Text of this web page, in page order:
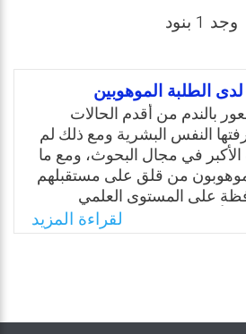
وجد 1 بنود
الطلبة الموهوبين
بالندم من أقدم الحالات
النفس البشرية ومع ذلك لم
في مجال البحوث، ومع ما
من قلق على مستقبلهم
على المستوى العلمي
بأرقى الجامعات. وغير ذلك من
وخاصة المخاوف من الوالدين
الذنبِ والندم ولذلك يشعر
لقراءة المزيد